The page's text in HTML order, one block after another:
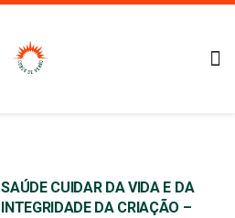
SAÚDE CUIDAR DA VIDA E DA
INTEGRIDADE DA CRIAÇÃO –